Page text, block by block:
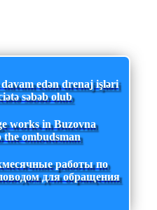
edən drenaj işləri
səbəb olub
works in Buzovna
ombudsman
работы по
для обращения